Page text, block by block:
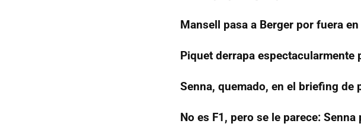
Mansell pasa a Berger por fuera
Piquet derrapa espectacularmente
Senna, quemado, en el briefing de
No es F1, pero se le parece: